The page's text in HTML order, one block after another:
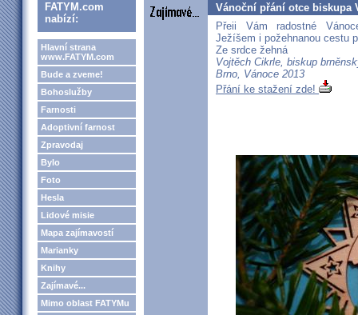
FATYM.com
nabízí:
Hlavní strana
www.FATYM.com
Bude a zveme!
Bohoslužby
Farnosti
Adoptivní farnost
Zpravodaj
Bylo
Foto
Hesla
Lidové misie
Mapa zajímavostí
Marianky
Knihy
Zajímavé...
Mimo oblast FATYMu
Vánoční přání otce biskupa
Přeii Vám radostné
Ježíšem i požehnanou cestu
Ze srdce žehná
Vojtěch Cikrle, biskup
Brno, Vánoce 2013
Přání ke stažení zde!